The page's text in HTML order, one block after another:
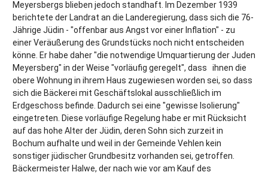
Meyersbergs blieben jedoch standhaft. Im Dezember 1939
berichtete der Landrat an die Landeregierung, dass sich die 76-
Jährige Jüdin - "offenbar aus Angst vor einer Inflation" - zu
einer Veräußerung des Grundstücks noch nicht entscheiden
könne. Er habe daher "die notwendige Umquartierung der Juden
Meyersberg" in der Weise "vorläufig geregelt", dass ihnen die
obere Wohnung in ihrem Haus zugewiesen worden sei, so dass
sich die Bäckerei mit Geschäftslokal ausschließlich im
Erdgeschoss befinde. Dadurch sei eine "gewisse Isolierung"
eingetreten. Diese vorläufige Regelung habe er mit Rücksicht
auf das hohe Alter der Jüdin, deren Sohn sich zurzeit in
Bochum aufhalte und weil in der Gemeinde Vehlen kein
sonstiger jüdischer Grundbesitz vorhanden sei, getroffen.
Bäckermeister Halwe, der nach wie vor am Kauf des